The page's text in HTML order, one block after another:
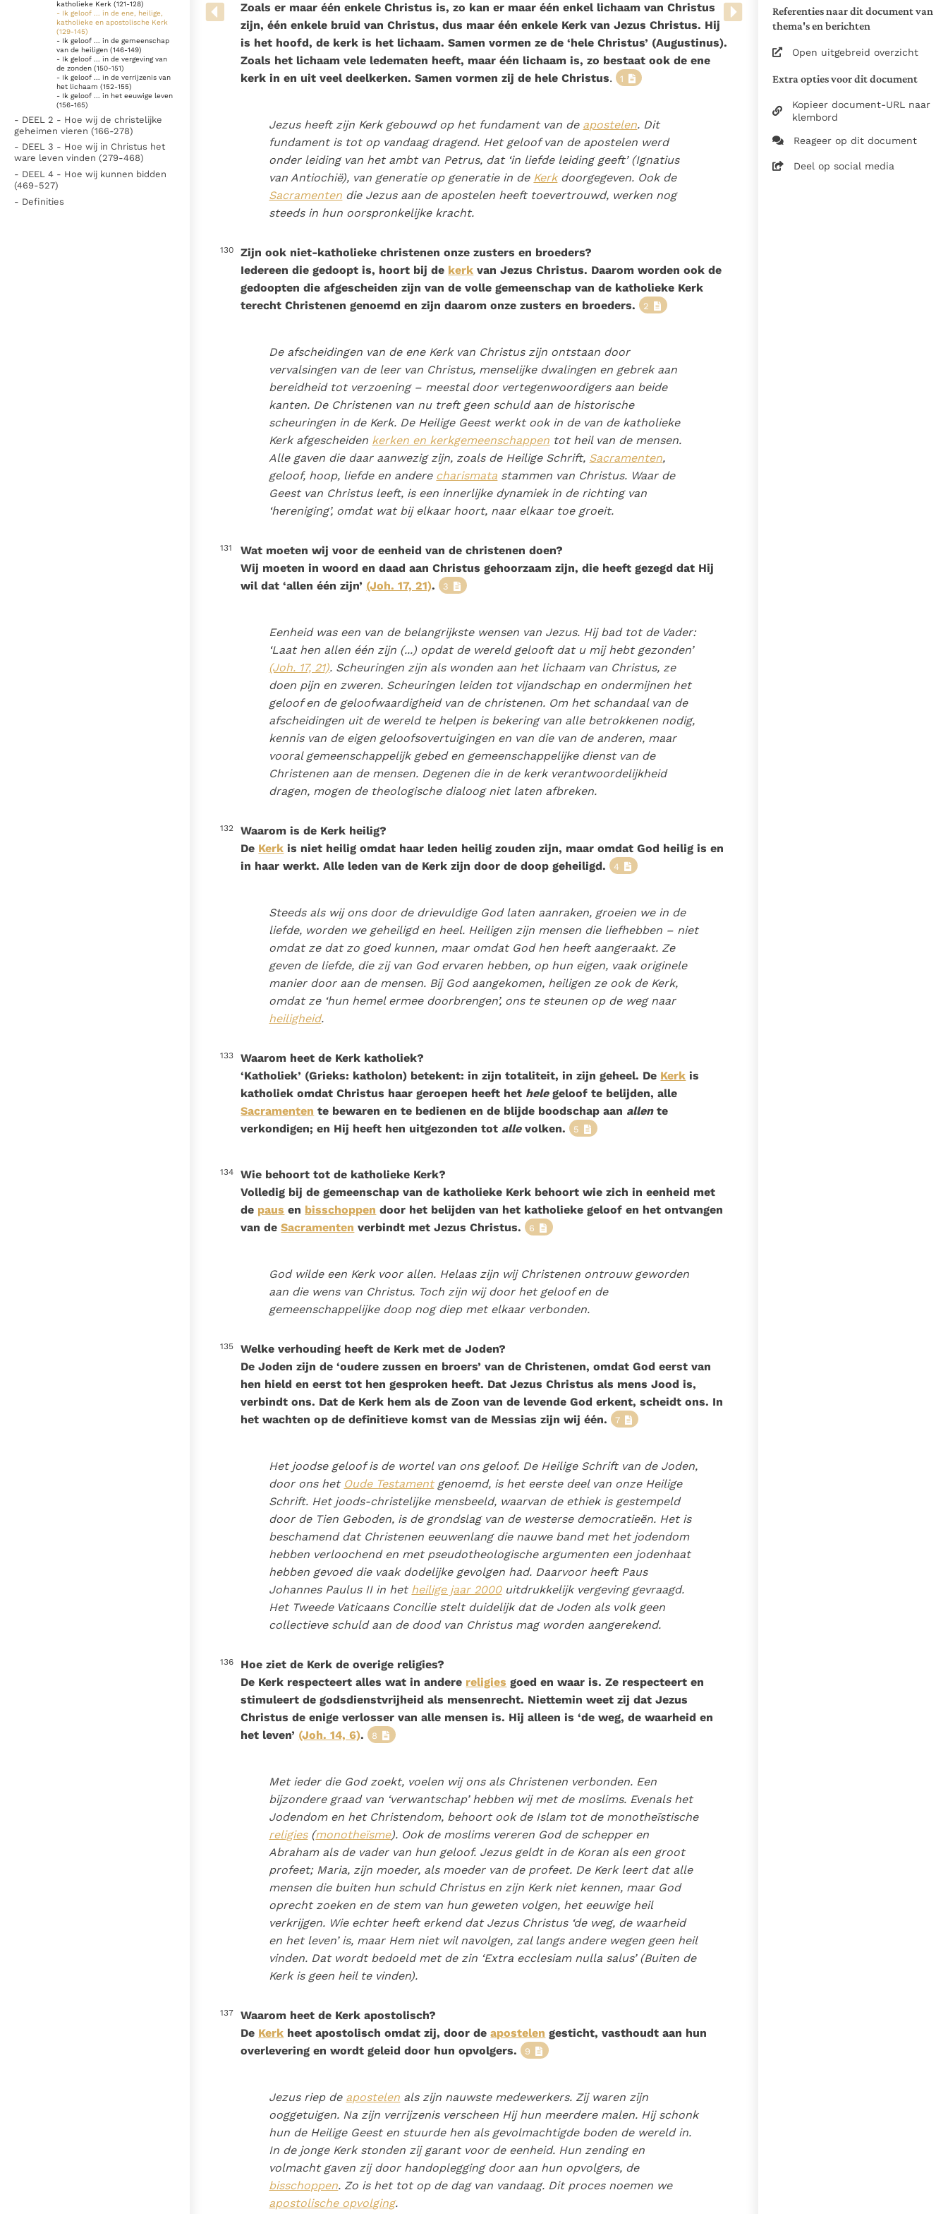
Denzinger Gebruiksvoorwaarden
koninkrijk te
herkennen
groeit stilletjes door
liefde, niet door
dwang
De mystiek. De
mystieke
verschijnselen en de
heiligheid
als een taak"
Paus in Pavia: St.
Augustinus toont ons de
noodzaak om "naar het
innerlijk" toe te keren.
Zie de gebruiksvoorwaarden
Uitgeverij Lannoo
http://www.lannoo.be/youcat
Referenties naar dit document van
thema's en berichten
Open uitgebreid overzicht
Extra opties voor dit document
Kopieer document-URL naar
klembord
Reageer op dit document
Deel op social media
katholieke Kerk (121-128)
- Ik geloof … in de ene, heilige,
katholieke en apostolische Kerk
(129-145)
- Ik geloof … in de gemeenschap
van de heiligen (146-149)
- Ik geloof … in de vergeving van
de zonden (150-151)
- Ik geloof … in de verrijzenis van
het lichaam (152-155)
- Ik geloof … in het eeuwige leven
(156-165)
- DEEL 2 - Hoe wij de christelijke
geheimen vieren (166-278)
- DEEL 3 - Hoe wij in Christus het
ware leven vinden (279-468)
- DEEL 4 - Hoe wij kunnen bidden
(469-527)
- Definities
Zoals er maar één enkele Christus is, zo kan er maar één enkel lichaam van Christus
zijn, één enkele bruid van Christus, dus maar één enkele Kerk van Jezus Christus. Hij
is het hoofd, de kerk is het lichaam. Samen vormen ze de ‘hele Christus’ (Augustinus).
Zoals het lichaam vele ledematen heeft, maar één lichaam is, zo bestaat ook de ene
kerk in en uit veel deelkerken. Samen vormen zij de hele Christus. 1
Jezus heeft zijn Kerk gebouwd op het fundament van de apostelen. Dit
fundament is tot op vandaag dragend. Het geloof van de apostelen werd
onder leiding van het ambt van Petrus, dat ‘in liefde leiding geeft’ (Ignatius
van Antiochië), van generatie op generatie in de Kerkdoorgegeven. Ook de
Sacramenten die Jezus aan de apostelen heeft toevertrouwd, werken nog
steeds in hun oorspronkelijke kracht.
130
Zijn ook niet-katholieke christenen onze zusters en broeders?
Iedereen die gedoopt is, hoort bij de kerk van Jezus Christus. Daarom worden ook de
gedoopten die afgescheiden zijn van de volle gemeenschap van de katholieke Kerk
terecht Christenen genoemd en zijn daarom onze zusters en broeders.
2
De afscheidingen van de ene Kerk van Christus zijn ontstaan door
vervalsingen van de leer van Christus, menselijke dwalingen en gebrek aan
bereidheid tot verzoening – meestal door vertegenwoordigers aan beide
kanten. De Christenen van nu treft geen schuld aan de historische
scheuringen in de Kerk. De Heilige Geest werkt ook in de van de katholieke
Kerk afgescheiden kerken en kerkgemeenschappen tot heil van de mensen.
Alle gaven die daar aanwezig zijn, zoals de Heilige Schrift, Sacramenten,
geloof, hoop, liefde en andere charismata stammen van Christus. Waar de
Geest van Christus leeft, is een innerlijke dynamiek in de richting van
‘hereniging’, omdat wat bij elkaar hoort, naar elkaar toe groeit.
131
Wat moeten wij voor de eenheid van de christenen doen?
Wij moeten in woord en daad aan Christus gehoorzaam zijn, die heeft gezegd dat Hij
wil dat ‘allen één zijn’ (Joh. 17, 21). 3
Eenheid was een van de belangrijkste wensen van Jezus. Hij bad tot de Vader:
‘Laat hen allen één zijn (...) opdat de wereld gelooft dat u mij hebt gezonden’
(Joh. 17, 21). Scheuringen zijn als wonden aan het lichaam van Christus, ze
doen pijn en zweren. Scheuringen leiden tot vijandschap en ondermijnen het
geloof en de geloofwaardigheid van de christenen. Om het schandaal van de
afscheidingen uit de wereld te helpen is bekering van alle betrokkenen nodig,
kennis van de eigen geloofsovertuigingen en van die van de anderen, maar
vooral gemeenschappelijk gebed en gemeenschappelijke dienst van de
Christenen aan de mensen. Degenen die in de kerk verantwoordelijkheid
dragen, mogen de theologische dialoog niet laten afbreken.
132
Waarom is de Kerk heilig?
De Kerk is niet heilig omdat haar leden heilig zouden zijn, maar omdat God heilig is en
in haar werkt. Alle leden van de Kerk zijn door de doop geheiligd. 4
Steeds als wij ons door de drievuldige God laten aanraken, groeien we in de
liefde, worden we geheiligden heel. Heiligen zijn mensen die liefhebben – niet
omdat ze dat zo goed kunnen, maar omdat God hen heeft aangeraakt. Ze
geven de liefde, die zij van God ervaren hebben, op hun eigen, vaak originele
manier door aan de mensen. Bij God aangekomen, heiligen ze ook de Kerk,
omdat ze ‘hun hemel ermee doorbrengen’, ons te steunen op de weg naar
heiligheid.
133
Waarom heet de Kerk katholiek?
‘Katholiek’ (Grieks: katholon) betekent: in zijn totaliteit, in zijn geheel. De Kerk is
katholiek omdat Christus haar geroepen heeft het helegeloof te belijden, alle
Sacramenten te bewaren en te bedienen en de blijde boodschap aan allente
verkondigen; en Hij heeft hen uitgezonden tot allevolken. 5
134
Wie behoort tot de katholieke Kerk?
Volledig bij de gemeenschap van de katholieke Kerk behoort wie zich in eenheid met
de paus en bisschoppen door het belijden van het katholieke geloof en het ontvangen
van deSacramenten verbindt met Jezus Christus. 6
God wilde een Kerk voor allen. Helaas zijn wij Christenen ontrouw geworden
aan die wens van Christus. Toch zijn wij door het geloof en de
gemeenschappelijke doop nog diep met elkaar verbonden.
135
Welke verhouding heeft de Kerk met de Joden?
De Joden zijn de ‘oudere zussen en broers’ van de Christenen, omdat God eerst van
hen hield en eerst tot hen gesproken heeft. Dat Jezus Christus als mens Jood is,
verbindt ons. Dat de Kerk hem als de Zoon van de levende God erkent, scheidt ons. In
het wachten op de definitieve komst van de Messias zijn wij één. 7
Het joodse geloof is de wortel van ons geloof. De Heilige Schrift van de Joden,
door ons het Oude Testamentgenoemd, is het eerste deel van onze Heilige
Schrift. Het joods-christelijke mensbeeld, waarvan de ethiek is gestempeld
door de Tien Geboden, is de grondslag van de westerse democratieën. Het is
beschamend dat Christenen eeuwenlang die nauwe band met het jodendom
hebben verloochend en met pseudotheologische argumenten een jodenhaat
hebben gevoed die vaak dodelijke gevolgen had. Daarvoor heeft Paus
Johannes Paulus II in het heilige jaar 2000uitdrukkelijk vergeving gevraagd.
Het Tweede Vaticaans Concilie stelt duidelijk dat de Joden als volk geen
collectieve schuld aan de dood van Christus mag worden aangerekend.
136
Hoe ziet de Kerk de overige religies?
De Kerk respecteert alles wat in andere religies goed en waar is. Ze respecteert en
stimuleert de godsdienstvrijheid als mensenrecht. Niettemin weet zij dat Jezus
Christus de enige verlosser van alle mensen is. Hij alleen is ‘de weg, de waarheid en
het leven’ (Joh. 14, 6). 8
Met ieder die God zoekt, voelen wij ons als Christenen verbonden. Een
bijzondere graad van ‘verwantschap’ hebben wij met de moslims. Evenals het
Jodendom en het Christendom, behoort ook de Islam tot de monotheïstische
religies(monotheïsme). Ook de moslims vereren God de schepper en
Abraham als de vader van hun geloof. Jezus geldt in de Koran als een groot
profeet; Maria, zijn moeder, als moeder van de profeet. De Kerk leert dat alle
mensen die buiten hun schuld Christus en zijn Kerk niet kennen, maar God
oprecht zoeken en de stem van hun geweten volgen, het eeuwige heil
verkrijgen. Wie echter heeft erkend dat Jezus Christus ‘de weg, de waarheid
en het leven’ is, maar Hem niet wil navolgen, zal langs andere wegen geen heil
vinden. Dat wordt bedoeld met de zin ‘Extra ecclesiam nulla salus’ (Buiten de
Kerk is geen heil te vinden).
137
Waarom heet de Kerk apostolisch?
De Kerk heet apostolisch omdat zij, door deapostelen gesticht, vasthoudt aan hun
overlevering en wordt geleid door hun opvolgers.
9
Jezus riep de apostelen als zijn nauwste medewerkers. Zij waren zijn
ooggetuigen. Na zijn verrijzenis verscheen Hij hun meerdere malen. Hij schonk
hun de Heilige Geest en stuurde hen als gevolmachtigde boden de wereld in.
In de jonge Kerk stonden zij garant voor de eenheid. Hun zending en
volmacht gaven zij door handoplegging door aan hun opvolgers, de
bisschoppen. Zo is het tot op de dag van vandaag. Dit proces noemen we
apostolische opvolging.